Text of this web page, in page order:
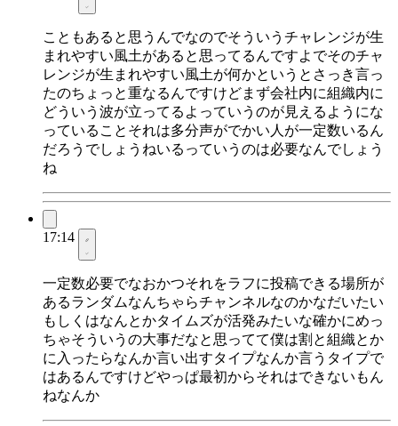
こともあると思うんでなのでそういうチャレンジが生
まれやすい風土があると思ってるんですよでそのチャ
レンジが生まれやすい風土が何かというとさっき言っ
たのちょっと重なるんですけどまず会社内に組織内に
どういう波が立ってるよっていうのが見えるようにな
っていることそれは多分声がでかい人が一定数いるん
だろうでしょうねいるっていうのは必要なんでしょう
ね
17:14
一定数必要でなおかつそれをラフに投稿できる場所が
あるランダムなんちゃらチャンネルなのかなだいたい
もしくはなんとかタイムズが活発みたいな確かにめっ
ちゃそういうの大事だなと思ってて僕は割と組織とか
に入ったらなんか言い出すタイプなんか言うタイプで
はあるんですけどやっぱ最初からそれはできないもん
ねなんか